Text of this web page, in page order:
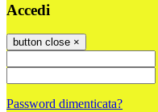
Accedi
button close ×
Password dimenticata?